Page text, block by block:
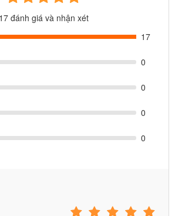
của bể bơi phao INTEX
17 đánh giá và nhận xét
17
0
0
0
0